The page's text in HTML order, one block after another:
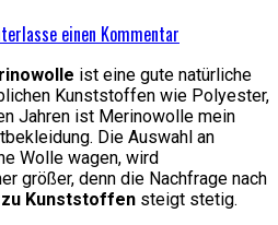
einen Kommentar
ist eine gute natürliche
Kunststoffen wie Polyester,
Jahren ist Merinowolle mein
Die Auswahl an
Wolle wagen, wird
größer, denn die Nachfrage nach
Kunststoffen steigt stetig.